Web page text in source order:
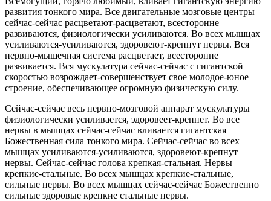
развития тонкого мира. Все двигательные мозговые центры
сейчас-сейчас расцветают-расцветают, всесторонне
развиваются, физиологически усиливаются. Во всех мышцах
усиливаются-усиливаются, здоровеют-крепнут нервы. Вся
нервно-мышечная система расцветает, всесторонне
развивается. Вся мускулатура сейчас-сейчас с гигантской
скоростью возрождает-совершенствует свое молодое-юное
строение, обеспечивающее огромную физическую силу.
Сейчас-сейчас весь нервно-мозговой аппарат мускулатуры
физиологически усиливается, эдоровеет-крепнет. Во все
нервы в мышцах сейчас-сейчас вливается гигантская
Божественная сила тонкого мира. Сейчас-сейчас во всех
мышцах усиливаются-усиливаются, здоровеют-крепнут
нервы. Сейчас-сейчас голова крепкая-стальная. Нервы
крепкие-стальные. Во всех мышцах крепкие-стальные,
сильные нервы. Во всех мышцах сейчас-сейчас Божественно
сильные здоровые крепкие стальные нервы.